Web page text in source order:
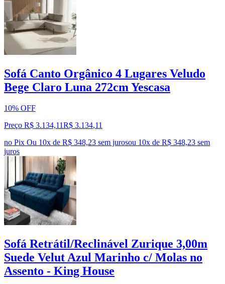
Sofá Canto Orgânico 4 Lugares Veludo
Bege Claro Luna 272cm Yescasa
10% OFF
Preço R$ 3.134,11R$ 3.134,11
no Pix Ou 10x de R$ 348,23 sem jurosou 10x de R$ 348,23 sem
juros
Sofá Retrátil/Reclinável Zurique 3,00m
Suede Velut Azul Marinho c/ Molas no
Assento - King House